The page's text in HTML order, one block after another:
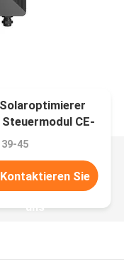
CE-
45
Kontaktieren Sie
uns